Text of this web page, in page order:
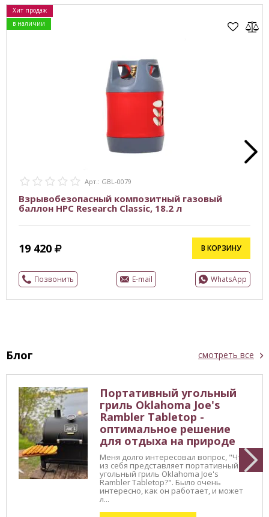
Хит продаж
в наличии
Арт.: GBL-0079
Взрывобезопасный композитный газовый
баллон HPC Research Classic, 18.2 л
19 420 В КОРЗИНУ
Позвонить E-mail WhatsApp
Блог смотреть все
Портативный угольный
гриль Oklahoma Joe's
Rambler Tabletop -
оптимальное решение
для отдыха на природе
Меня долго интересовал вопрос, "Что
из себя представляет портативный
угольный гриль Oklahoma Joe's
Rambler Tabletop?". Было очень
интересно, как он работает, и может
л...